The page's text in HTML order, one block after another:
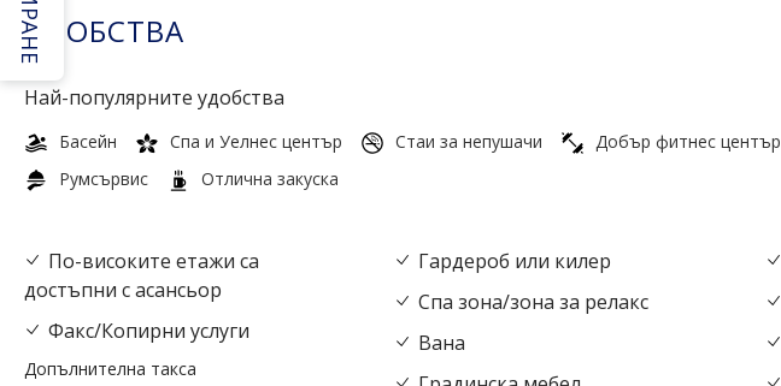
УДОБСТВА
Най-популярните удобства
Басейн Спа и Уелнес център Стаи за непушачи Добър фитнес център
Румсървис
Отлична закуска
По-високите етажи са
достъпни с асансьор
Факс/Копирни услуги
Допълнителна такса
Гардероб или килер
Спа зона/зона за релакс
Вана